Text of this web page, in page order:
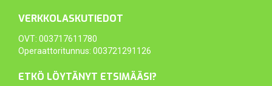
VERKKOLASKUTIEDOT
OVT: 003717611780
Operaattoritunnus: 003721291126
ETKÖ LÖYTÄNYT ETSIMÄÄSI?